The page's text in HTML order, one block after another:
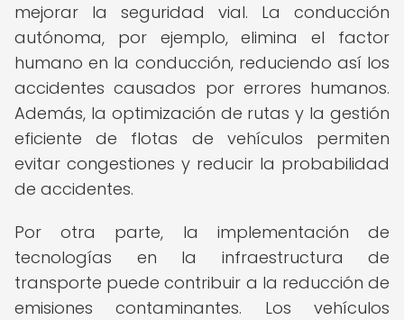
mejorar la seguridad vial. La conducción
autónoma, por ejemplo, elimina el factor
humano en la conducción, reduciendo así los
accidentes causados por errores humanos.
Además, la optimización de rutas y la gestión
eficiente de flotas de vehículos permiten
evitar congestiones y reducir la probabilidad
de accidentes.
Por otra parte, la implementación de
tecnologías en la infraestructura de
transporte puede contribuir a la reducción de
emisiones contaminantes. Los vehículos